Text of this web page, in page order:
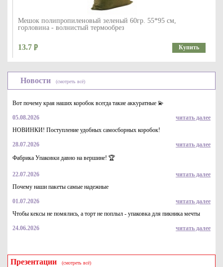
Мешок полипропиленовый зеленый 60гр. 55*95 см,
горловина - волнистый термообрез
13.7 Купить
Пакет из трехслойной воздушно пузырчатой пленки 3-10-75,
14.6 Купить
Новости (смотреть всё)
Вот почему края наших коробок всегда такие аккуратные 💫
05.08.2026
читать далее
НОВИНКИ! Поступление удобных самосборных коробок!
28.07.2026
читать далее
Фабрика Упаковки давно на вершине! 🏆
22.07.2026
читать далее
Почему наши пакеты самые надежные
01.07.2026
читать далее
Чтобы кексы не помялись, а торт не поплыл - упаковка для пикника мечты
24.06.2026 читать далее
Презентации (смотреть всё)